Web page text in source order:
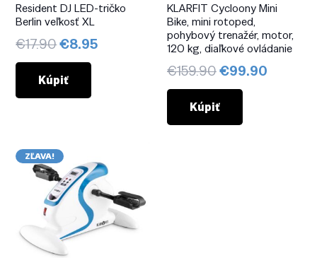
Resident DJ LED-tričko
Berlin veľkosť XL
€17.90Pôvodná
cena
bola:
€17.90.
€8.95Aktuálna
Kúpiť
KLARFIT Cycloony Mini
Bike, mini rotoped,
pohybový trenažér, motor,
120 kg, diaľkové ovládanie
€159.90Pôvodná
cena
bola:
€159.90.
€99.90
Kúpiť
ZĽAVA!